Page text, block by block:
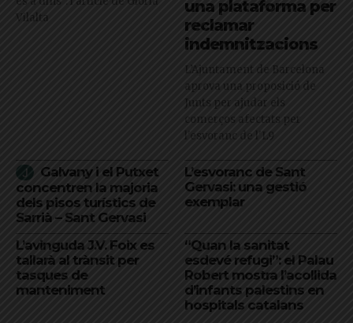
Vilalta
una plataforma per
reclamar
indemnitzacions
L’Ajuntament de Barcelona
aprova una proposició de
Junts per ajudar els
comerços afectats per
l'esvoranc de l'L9
Galvany i el Putxet
concentren la majoria
dels pisos turístics de
Sarrià – Sant Gervasi
L’esvoranc de Sant
Gervasi: una gestió
exemplar
L’avinguda J.V. Foix es
tallarà al trànsit per
tasques de
manteniment
“Quan la sanitat
esdevé refugi”: el Palau
Robert mostra l’acollida
d’infants palestins en
hospitals catalans